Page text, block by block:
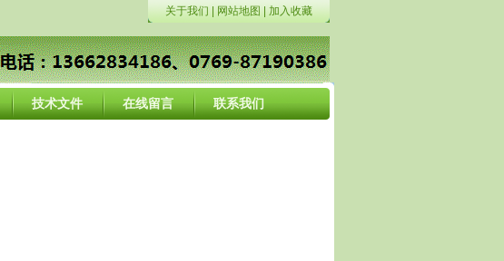
关于我们 网站地图 加入收藏
技术文件 在线留言 联系我们